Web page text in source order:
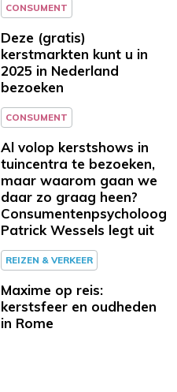
CONSUMENT
Deze (gratis)
kerstmarkten kunt u in
2025 in Nederland
bezoeken
CONSUMENT
Al volop kerstshows in
tuincentra te bezoeken,
maar waarom gaan we
daar zo graag heen?
Consumentenpsycholoog
Patrick Wessels legt uit
REIZEN & VERKEER
Maxime op reis:
kerstsfeer en oudheden
in Rome